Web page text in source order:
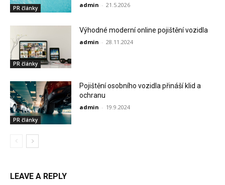
PR články admin - 21.5.2026
PR články
Výhodné moderní online pojištění vozidla
admin - 28.11.2024
PR články
Pojištění osobního vozidla přináší klid a
ochranu
admin - 19.9.2024
LEAVE A REPLY